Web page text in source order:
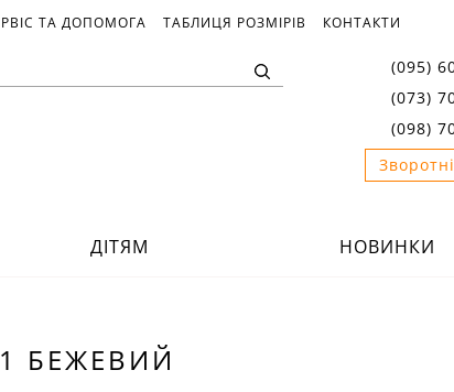
ТА ДОПОМОГА ТАБЛИЦЯ РОЗМІРІВ КОНТАКТИ
(095)
(073)
(098)
ДІТЯМ НОВИНКИ
БЕЖЕВИЙ